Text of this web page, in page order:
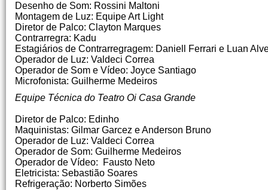
Desenho de Som: Rossini Maltoni
Montagem de Luz: Equipe Art Light
Diretor de Palco: Clayton Marques
Contrarregra: Kadu
Estagiários de Contrarregragem: Daniell Ferrari e Luan
Operador de Luz: Valdeci Correa
Operador de Som e Vídeo: Joyce Santiago
Microfonista: Guilherme Medeiros
Equipe Técnica do Teatro Oi Casa Grande
Diretor de Palco: Edinho
Maquinistas: Gilmar Garcez e Anderson Bruno
Operador de Luz: Valdeci Correa
Operador de Som: Guilherme Medeiros
Operador de Vídeo: Fausto Neto
Eletricista: Sebastião Soares
Refrigeração: Norberto Simões